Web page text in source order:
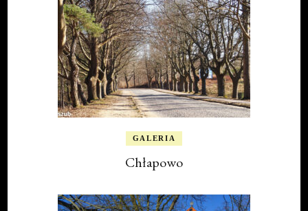
GALERIA
Chłapowo